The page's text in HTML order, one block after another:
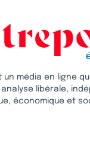
média en ligne
libérale,
économique et